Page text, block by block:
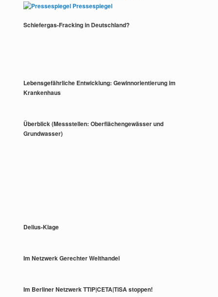
Pressespiegel
Schiefergas-Fracking in Deutschland?
Lebensgefährliche Entwicklung: Gewinnorientierung im
Krankenhaus
Überblick (Messstellen: Oberflächengewässer und
Grundwasser)
Delius-Klage
Im Netzwerk Gerechter Welthandel
Im Berliner Netzwerk TTIP|CETA|TiSA stoppen!